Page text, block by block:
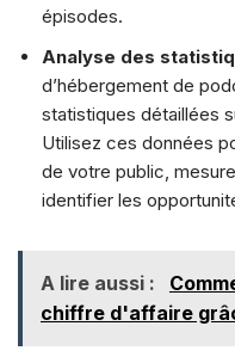
épisodes.
Analyse des
d’hébergement de
statistiques détaillées
Utilisez ces données
de votre public,
identifier les
A lire aussi :
chiffre d'affaire